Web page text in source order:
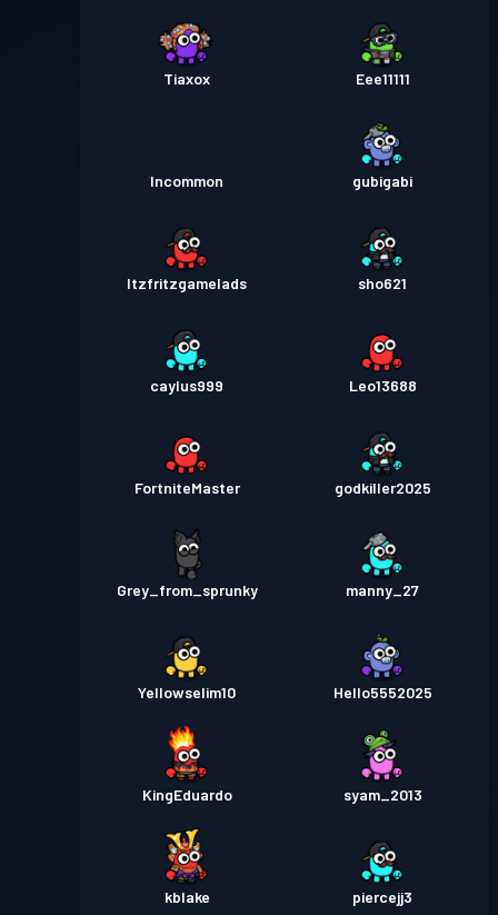
Tiaxox Eee11111
Incommon gubigabi
Itzfritzgamelads sho621
caylus999 Leo13688
FortniteMaster godkiller2025
Grey_from_sprunky manny_27
Yellowselim10 Hello5552025
KingEduardo syam_2013
kblake piercejj3